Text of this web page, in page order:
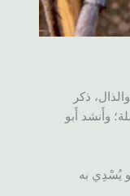
ذكر
وأَنشد أَبو
يُسْدِي به